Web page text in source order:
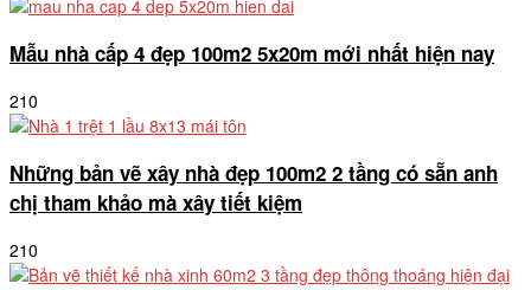
Mẫu nhà cấp 4 đẹp 100m2 5x20m mới nhất hiện nay
210
Những bản vẽ xây nhà đẹp 100m2 2 tầng có sẵn anh
chị tham khảo mà xây tiết kiệm
210